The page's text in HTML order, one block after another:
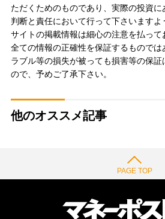
ただくためのものであり、実際の投資
判断と責任において行って下さいます
サイトの掲載情報は細心の注意を払っ
全ての情報の正確性を保証するものでは
ラブル等の損失が被っても損害等の保
ので、予めご了承下さい。
他のオススメ記事
PAGE TOP